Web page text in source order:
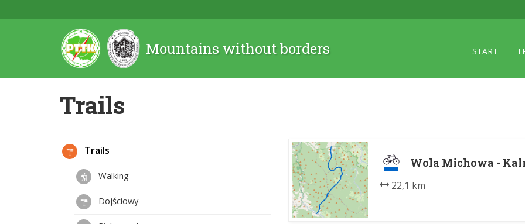
Mountains without borders START
Trails
Wola Michowa -
22,1 km
Trails
Walking
Dojściowy